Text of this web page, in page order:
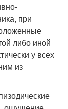
при
либо иной
у всех
из